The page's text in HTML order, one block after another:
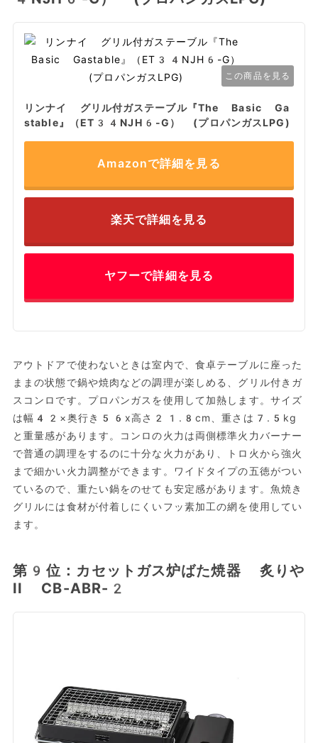
この商品を見る
リンナイ グリル付ガステーブル『The Basic Ga
stable』（ET34NJH6-G） (プロパンガスLPG)
Amazonで詳細を見る
楽天で詳細を見る
ヤフーで詳細を見る
アウトドアで使わないときは室内で、食卓テーブルに座った
ままの状態で鍋や焼肉などの調理が楽しめる、グリル付きガ
スコンロです。プロパンガスを使用して加熱します。サイズ
は幅42×奥行き56x高さ21.8cm、重さは7.5kg
と重量感があります。コンロの火力は両側標準火力バーナー
で普通の調理をするのに十分な火力があり、トロ火から強火
まで細かい火力調整ができます。ワイドタイプの五徳がつい
ているので、重たい鍋をのせても安定感があります。魚焼き
グリルには食材が付着しにくいフッ素加工の網を使用してい
ます。
第9位：カセットガス炉ばた焼器 炙りや
II CB-ABR-2